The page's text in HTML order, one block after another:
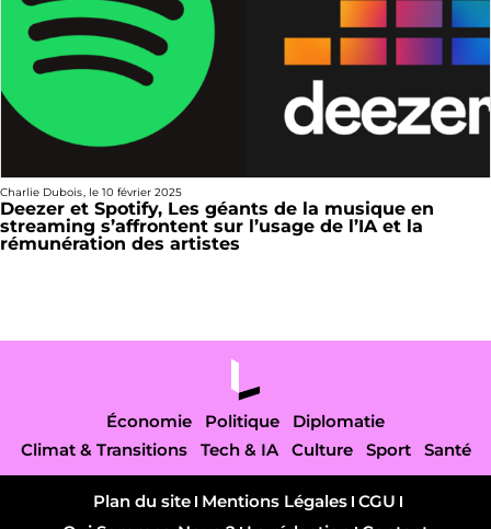
Charlie Dubois, le 10 février 2025
Deezer et Spotify, Les géants de la musique en
streaming s’affrontent sur l’usage de l’IA et la
rémunération des artistes
Économie Politique
Diplomatie
Climat & Transitions
Tech & IA Culture Sport Santé
Plan du site Mentions Légales CGU